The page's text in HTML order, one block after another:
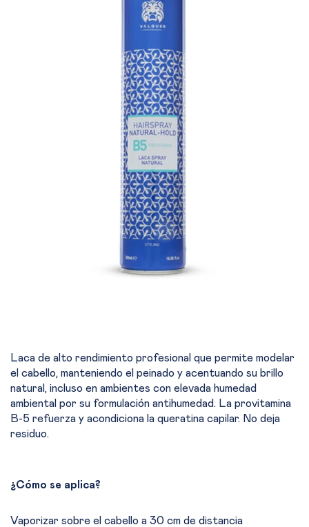
Laca de alto rendimiento profesional que permite modelar
el cabello, manteniendo el peinado y acentuando su brillo
natural, incluso en ambientes con elevada humedad
ambiental por su formulación antihumedad. La provitamina
B-5 refuerza y acondiciona la queratina capilar. No deja
residuo.
¿Cómo se aplica?
Vaporizar sobre el cabello a 30 cm de distancia